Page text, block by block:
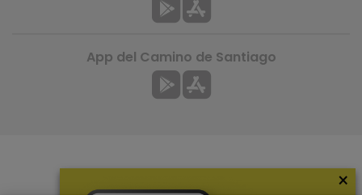
App del Camino de Santiago
×